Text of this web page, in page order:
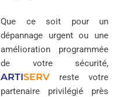
Que ce soit pour un
dépannage urgent ou une
amélioration programmée
de votre sécurité,
ARTISERV reste votre
partenaire privilégié près